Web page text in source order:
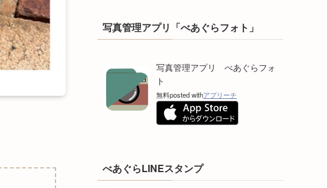
写真管理アプリ「べあぐらフォト」
写真管理アプリ べあぐらフォ
ト
無料posted withアプリーチ
べあぐらLINEスタンプ